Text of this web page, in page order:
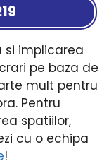
si implicarea
pe baza de
mult pentru
Pentru
spatiilor,
cu o echipa
!